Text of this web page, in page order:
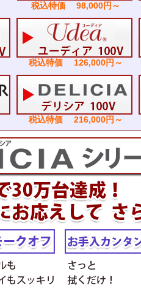
税込特価 98,000円～
税込特価 126,000円～
税込特価 216,000円～